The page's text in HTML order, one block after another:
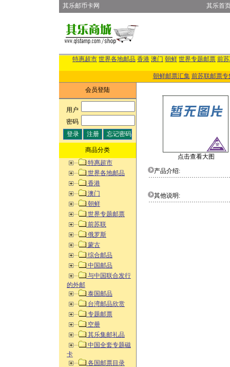
其乐邮币卡网 其乐首
特惠超市 世界各地邮品 香港 澳门 朝鲜 世界专题邮票 前
朝鲜邮票汇集 前苏联邮票专
会员登陆
用户:
密码:
商品分类
特惠超市
世界各地邮品
香港
澳门
朝鲜
世界专题邮票
前苏联
俄罗斯
蒙古
综合邮品
中国邮品
与中国联合发行
的外邮
泰国邮品
台湾邮品欣赏
专题邮票
空册
其乐集邮礼品
中国全套专题磁
卡
各国邮票目录
点击查看大图
产品介绍:
其他说明: